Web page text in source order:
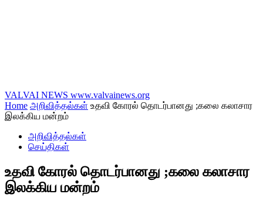
VALVAI NEWS www.valvainews.org
Home அறிவித்தல்கள் உதவி கோரல் தொடர்பானது ;கலை கலாசார
இலக்கிய மன்றம்
அறிவித்தல்கள்
செய்திகள்
உதவி கோரல் தொடர்பானது ;கலை கலாசார
இலக்கிய மன்றம்